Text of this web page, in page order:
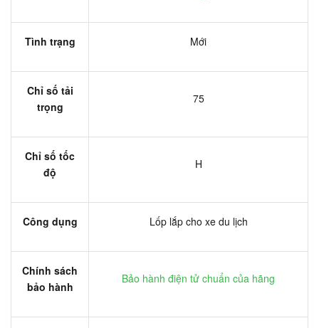
Tình trạng Mới
Chỉ số tải
trọng
75
Chỉ số tốc
độ
H
Công dụng Lốp lắp cho xe du lịch
Chính sách
bảo hành
Bảo hành điện tử chuẩn của hãng